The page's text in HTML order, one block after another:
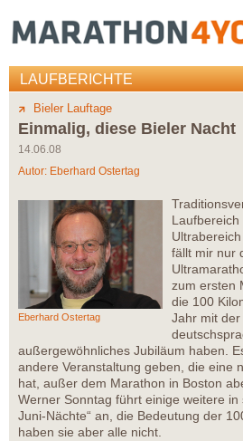
LAUFBERICHTE
Bieler Lauftage
Einmalig, diese Bieler Nacht
14.06.08
Autor: Eberhard Ostertag
Eberhard Ostertag
Laufbereich
fällt mir nur
zum ersten
die 100
Jahr mit der
außergewöhnliches Jubiläum haben.
andere Veranstaltung geben, die eine
hat, außer dem Marathon in Boston
Werner Sonntag führt einige weitere in
Juni-Nächte“ an, die Bedeutung der
haben sie aber alle nicht.